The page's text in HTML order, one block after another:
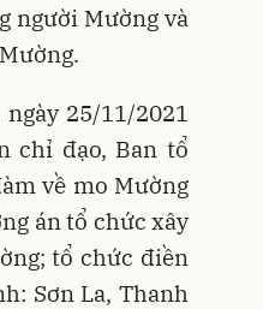
người Mường và
25/11/2021
chỉ đạo, Ban tổ
về mo Mường
án tổ chức xây
tổ chức điền
Sơn La, Thanh